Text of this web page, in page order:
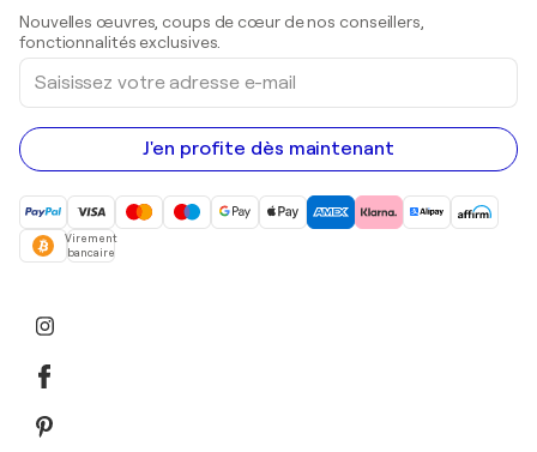
Peintures acryliques
Nouvelles œuvres, coups de cœur de nos conseillers,
fonctionnalités exclusives.
Saisissez
votre
adresse
e-
mail
J'en profite dès maintenant
Virement
bancaire